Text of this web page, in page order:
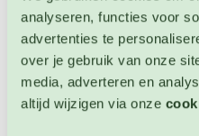
analyseren, functies voor
advertenties te
over je gebruik van onze
media, adverteren en
altijd wijzigen via onze